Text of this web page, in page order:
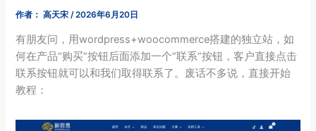
作者： 高天宋 /2026年6月20日
有朋友问，用wordpress+woocommerce搭建的独立站，如
何在产品“购买”按钮后面添加一个“联系”按钮，客户直接点击
联系按钮就可以和我们取得联系了。废话不多说，直接开始
教程：